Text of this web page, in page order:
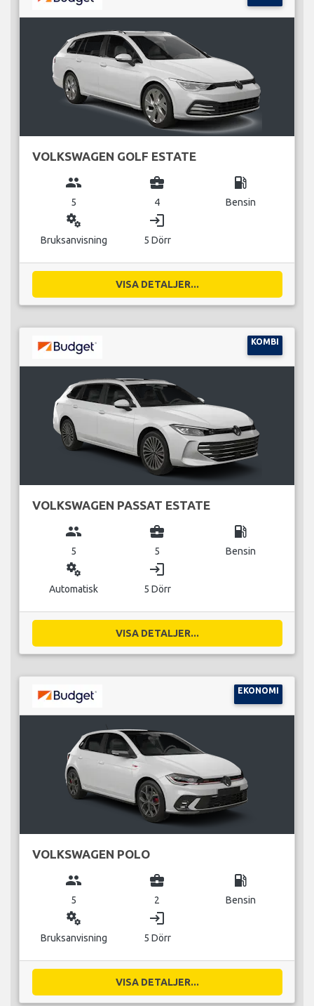
VOLKSWAGEN GOLF ESTATE
group
5
business_center
4
local_gas_station
Bensin
miscellaneous_services
Bruksanvisning
login
5 Dörr
VISA DETALJER...
KOMBI
VOLKSWAGEN PASSAT ESTATE
group
5
business_center
5
local_gas_station
Bensin
miscellaneous_services
Automatisk
login
5 Dörr
VISA DETALJER...
EKONOMI
VOLKSWAGEN POLO
group
5
business_center
2
local_gas_station
Bensin
miscellaneous_services
Bruksanvisning
login
5 Dörr
VISA DETALJER...